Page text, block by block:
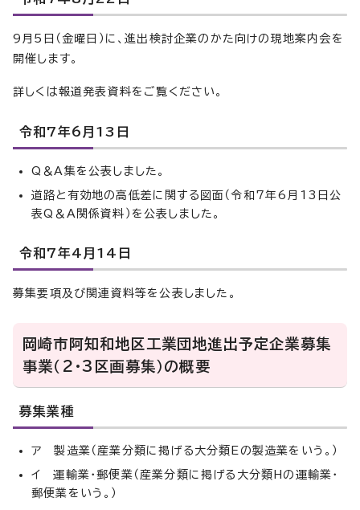
9月5日（金曜日）に、進出検討企業のかた向けの現地案内会を
開催します。
詳しくは報道発表資料をご覧ください。
令和7年6月13日
Q＆A集を公表しました。
道路と有効地の高低差に関する図面（令和7年6月13日公
表Q＆A関係資料）を公表しました。
令和7年4月14日
募集要項及び関連資料等を公表しました。
岡崎市阿知和地区工業団地進出予定企業募集
事業（2・3区画募集）の概要
募集業種
ア 製造業（産業分類に掲げる大分類Eの製造業をいう。）
イ 運輸業・郵便業（産業分類に掲げる大分類Hの運輸業・
郵便業をいう。）